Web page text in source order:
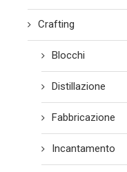
Crafting
Blocchi
Distillazione
Fabbricazione
Incantamento